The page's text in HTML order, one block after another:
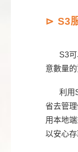
⊳ S3
S3
意數量的
利用
省去管
用本地
以安心存